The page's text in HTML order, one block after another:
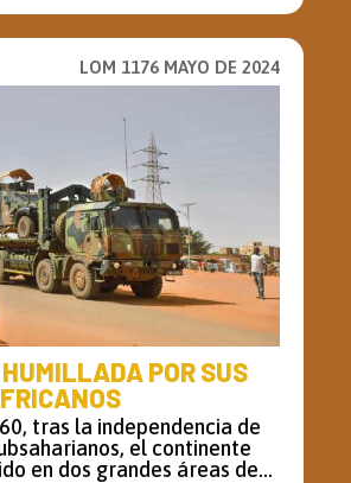
LOM 1176 MAYO DE 2024
POR SUS
tras la independencia de
el continente
en dos grandes áreas de...